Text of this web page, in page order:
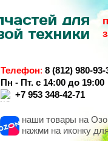
Телефон: 8 (812) 980-93-
Пн - Пт. с 14:00 до 19:00
+7 953 348-42-71
наши товары на
нажми на иконку